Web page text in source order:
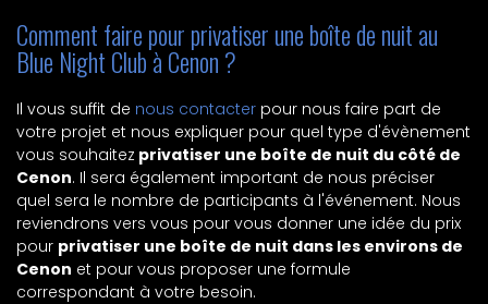
Comment faire pour privatiser une boîte de nuit au
Blue Night Club à Cenon ?
Il vous suffit de nous contacter pour nous faire part de
votre projet et nous expliquer pour quel type d'évènement
vous souhaitez privatiser une boîte de nuit du côté de
Cenon. Il sera également important de nous préciser
quel sera le nombre de participants à l'événement. Nous
reviendrons vers vous pour vous donner une idée du prix
pour privatiser une boîte de nuit dans les environs de
Cenon et pour vous proposer une formule
correspondant à votre besoin.